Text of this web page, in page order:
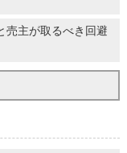
売主が取るべき回避